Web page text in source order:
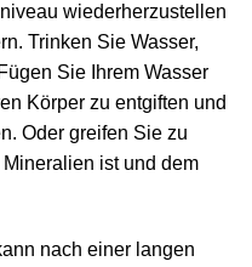
wiederherzustellen
Trinken Sie Wasser,
Sie Ihrem Wasser
Körper zu entgiften und
Oder greifen Sie zu
ist und dem
nach einer langen